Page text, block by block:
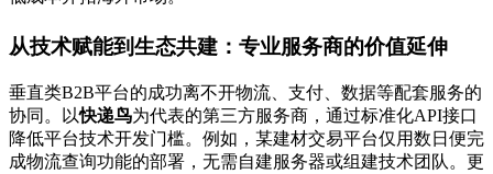
从技术赋能到生态共建：专业服务商的价值延伸
垂直类B2B平台的成功离不开物流、支付、数据等配套服务的
协同。以快递鸟为代表的第三方服务商，通过标准化API接口
降低平台技术开发门槛。例如，某建材交易平台仅用数日便完
成物流查询功能的部署，无需自建服务器或组建技术团队。更